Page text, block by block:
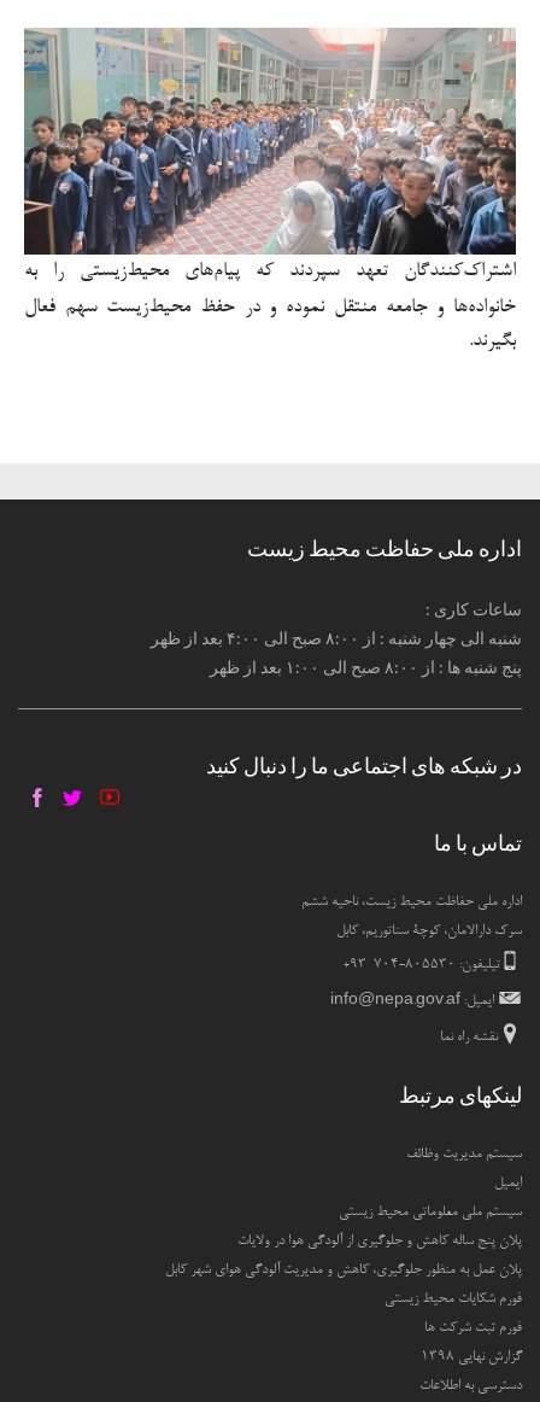
اشتراک‌کنندگان تعهد سپردند که پیام‌های محیط‌زیستی را به
خانواده‌ها و جامعه منتقل نموده و در حفظ محیط‌زیست سهم فعال
بگیرند.
اداره ملی حفاظت محیط زیست
: ساعات کاری
شنبه الی چهار شنبه : از ۸:۰۰ صبح الی ۴:۰۰ بعد از ظهر
پنج شنبه ها : از ۸:۰۰ صبح الی ۱:۰۰ بعد از ظهر
در شبکه های اجتماعی ما را دنبال کنید
تماس با ما
اداره ملی حفاظت محیط زیست، ناحیه ششم
سرک دارالامان، کوچۀ سناتوریم، کابل
تیلیفون: ۸۰۵۵۳۰-۷۰۴ ۹۳+
ایمیل:
نقشه راه نما
لینکهای مرتبط
سیستم مدیریت وظائف
ایمیل
سیستم ملی معلوماتی محیط زیستی
پلان پنج ساله کاهش و جلوگیری از آلودگی هوا در ولایات
پلان عمل به منظور جلوگیری، کاهش و مدیریت آلودگی هوای شهر کابل
فورم شکایات محیط زیستی
فورم ثبت شرکت ها
گزارش نهایی ۱۳۹۸
دسترسی به اطلاعات